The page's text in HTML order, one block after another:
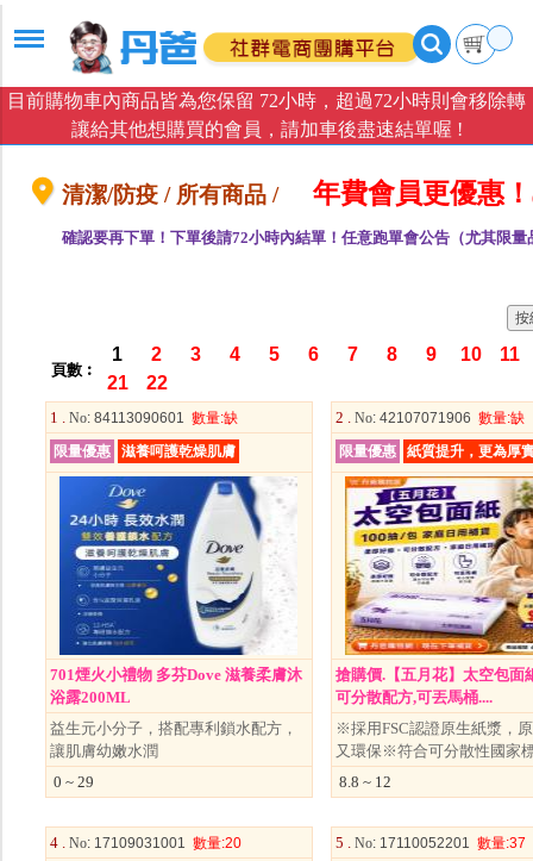
目前購物車內商品皆為您保留 72小時，超過72小時則會移除轉
讓給其他想購買的會員，請加車後盡速結單喔 !
清潔/防疫 / 所有商品 / 年費會員更優惠！
確認要再下單！下單後請72小時內結單！任意跑單會公告（尤其限
頁數︰
1 2 3 4 5 6 7 8 9 10
11
21
22
1 . No: 84113090601 數量:缺
限量優惠
滋養呵護乾燥肌膚
701煙火小禮物 多芬Dove 滋養柔膚沐
浴露200ML
益生元小分子，搭配專利鎖水配方，
讓肌膚幼嫩水潤
0 ~ 29
2 . No: 42107071906 數量:缺
限量優惠
紙質提升，更為厚
搶購價.【五月花】太空包面
可分散配方,可丟馬桶....
※採用FSC認證原生紙漿，
又環保※符合可分散性國家
8.8 ~ 12
4 . No: 17109031001 數量:20
5 . No: 17110052201 數量:37